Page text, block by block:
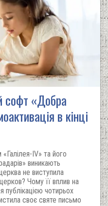
софт «Добра
в кінці
IV» та його
виникають
не виступила
Чому її вплив на
чотирьох
своє святе письмо